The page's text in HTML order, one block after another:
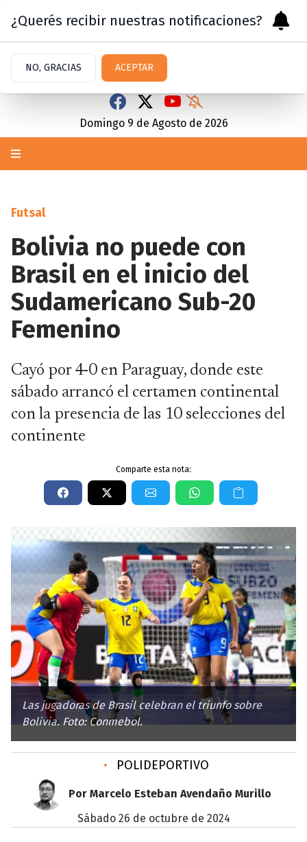
Domingo 9 de Agosto de 2026
Futsal
Bolivia no puede con
Brasil en el inicio del
Sudamericano Sub-20
Femenino
Cayó por 4-0 en Paraguay, donde este
sábado arrancó el certamen continental
con la presencia de las 10 selecciones del
continente
Comparte esta nota:
Las jugadoras de Brasil celebran el triunfo sobre
Bolivia. Foto: Conmebol.
• POLIDEPORTIVO
Por Marcelo Esteban Avendaño Murillo
sábado 26 de octubre de 2024
¿Querés recibir nuestras notificaciones?
NO, GRACIAS ACEPTAR